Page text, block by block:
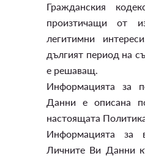
Гражданския
произтичащи от
легитимни
дългият период на
е решаващ.
Информацията за
Данни е описана
настоящата
Информацията за
Личните Ви Данни